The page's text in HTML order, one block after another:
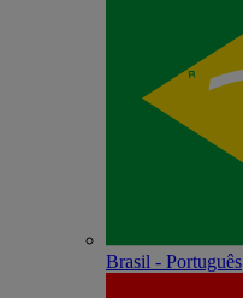
Brasil - Português